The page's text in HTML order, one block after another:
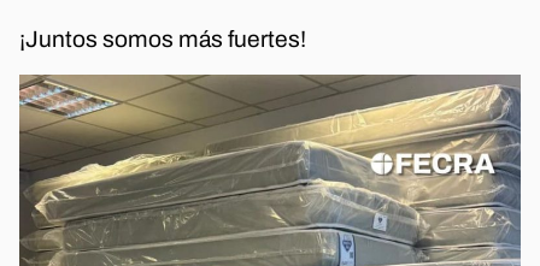
¡Juntos somos más fuertes!